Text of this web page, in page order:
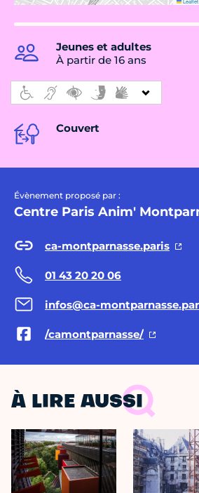
Jeunes et adultes
À partir de 16 ans
Couvert
Évènement proposé par :
Centre Paris Anim'
ca-montparnasse.paris
01 43 20 20 06
infos@ca-
/camontparnasse/
À LIRE AUSSI